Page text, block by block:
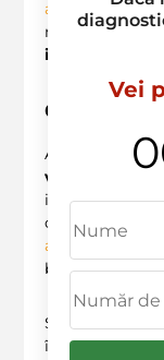
anvelopele.md
noastră și
incluse într-
Concluzie
Acum că
vopsitoriei auto
informată.
o
vopsire de
anvelopele.md
bune soluții
Sună la
întâlnire! Te
Vei